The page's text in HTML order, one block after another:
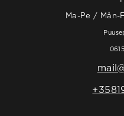
Ma-Pe / Mån-